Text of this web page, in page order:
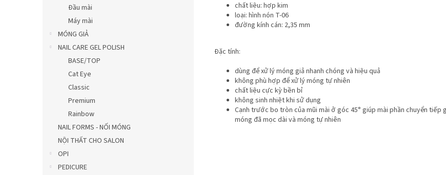
Đầu mài
Máy mài
MÓNG GIẢ
NAIL CARE GEL POLISH
BASE/TOP
Cat Eye
Classic
Premium
Rainbow
NAIL FORMS - NỐI MÓNG
NỘI THẤT CHO SALON
OPI
PEDICURE
chất liệu: hợp kim
loại: hình nón T-06
đường kính cán: 2,35 mm
Đặc tính:
dùng để xử lý móng giả nhanh chóng và hiệu quả
không phù hợp để xử lý móng tự nhiên
chất liệu cực kỳ bền bỉ
không sinh nhiệt khi sử dụng
Cạnh trước bo tròn của mũi mài ở góc 45° giúp mài phần chuyển tiếp
móng đã mọc dài và móng tự nhiên